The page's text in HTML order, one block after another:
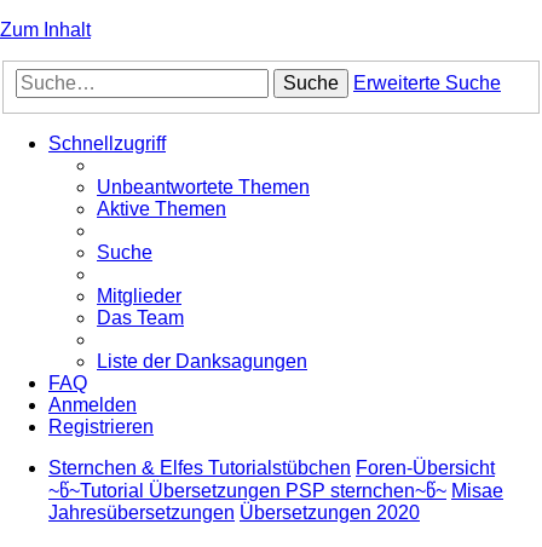
Zum Inhalt
Suche Erweiterte Suche
Schnellzugriff
Unbeantwortete Themen
Aktive Themen
Suche
Mitglieder
Das Team
Liste der Danksagungen
FAQ
Anmelden
Registrieren
Sternchen & Elfes Tutorialstübchen Foren-Übersicht
~წ~Tutorial Übersetzungen PSP sternchen~წ~ Misae
Jahresübersetzungen Übersetzungen 2020